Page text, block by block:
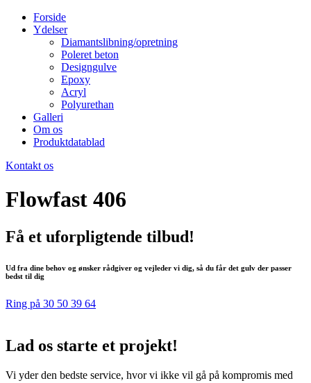
Forside
Ydelser
Diamantslibning/opretning
Poleret beton
Designgulve
Epoxy
Acryl
Polyurethan
Galleri
Om os
Produktdatablad
Kontakt os
Flowfast 406
Få et uforpligtende tilbud!
Ud fra dine behov og ønsker rådgiver og vejleder vi dig, så du får det gulv der passer
bedst til dig
Ring på 30 50 39 64
Lad os starte et projekt!
Vi yder den bedste service, hvor vi ikke vil gå på kompromis med